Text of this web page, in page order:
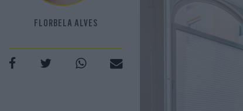
FLORBELA ALVES